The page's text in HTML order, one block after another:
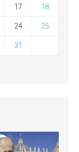
17 18
24 25
31